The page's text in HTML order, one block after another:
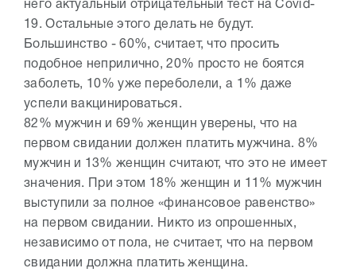
него актуальный отрицательный тест на Covid-
19. Остальные этого делать не будут.
Большинство - 60%, считает, что просить
подобное неприлично, 20% просто не боятся
заболеть, 10% уже переболели, а 1% даже
успели вакцинироваться.
82% мужчин и 69% женщин уверены, что на
первом свидании должен платить мужчина. 8%
мужчин и 13% женщин считают, что это не имеет
значения. При этом 18% женщин и 11% мужчин
выступили за полное «финансовое равенство»
на первом свидании. Никто из опрошенных,
независимо от пола, не считает, что на первом
свидании должна платить женщина.